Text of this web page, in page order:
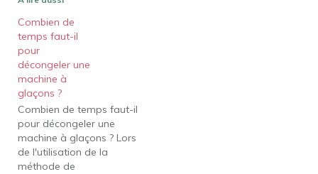
Combien de
temps faut-il
pour
décongeler une
machine à
glaçons ?
Combien de temps faut-il
pour décongeler une
machine à glaçons ? Lors
de l'utilisation de la
méthode de